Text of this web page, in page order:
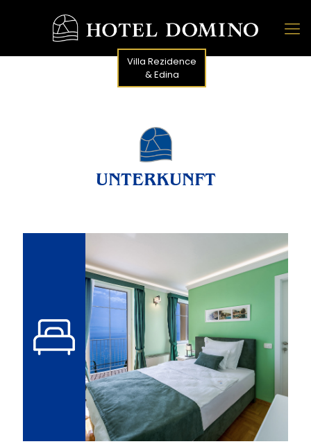
Villa Rezidence
& Edina
UNTERKUNFT